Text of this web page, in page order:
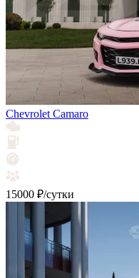
Chevrolet Camaro
15000 ₽/сутки